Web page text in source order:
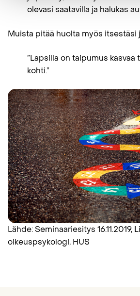
olevasi saatavilla ja halukas
Muista pitää huolta myös itsestäsi
”Lapsilla on taipumus kasvaa
kohti.”
Lähde: Seminaariesitys 16.11.2019,
oikeuspsykologi, HUS